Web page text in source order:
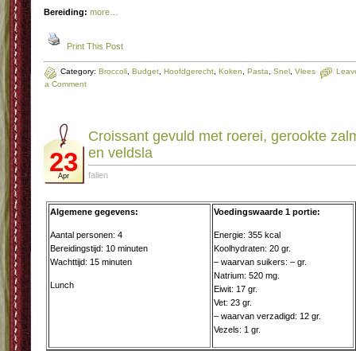
Bereiding: more…
Print This Post
Category: Broccoli Budget Hoofdgerecht Koken Pasta Snel Vlees
a Comment
23
Apr
Croissant gevuld met roerei, gerookte
en veldsla
falien
Algemene gegevens:
Aantal personen: 4
Bereidingstijd: 10 minuten
Wachttijd: 15 minuten
Lunch
Voedingswaarde 1 portie:
Energie: 355 kcal
Koolhydraten: 20 gr.
– waarvan suikers: – gr.
Natrium: 520 mg.
Eiwit: 17 gr.
Vet: 23 gr.
– waarvan verzadigd: 12 gr.
Vezels: 1 gr.